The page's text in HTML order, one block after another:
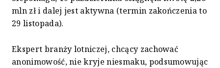
mln zł i dalej jest aktywna (termin zakończenia to
29 listopada).
Ekspert branży lotniczej, chcący zachować
anonimowość, nie kryje niesmaku, podsumowując